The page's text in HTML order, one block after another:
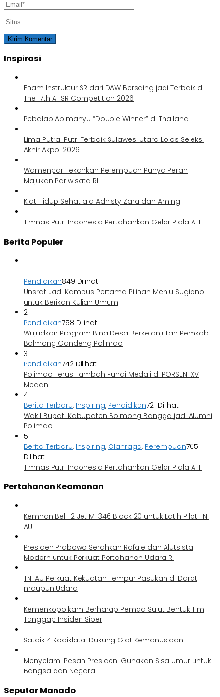
Inspirasi
Enam Instruktur SR dari DAW Bersaing jadi Terbaik di
The 17th AHSR Competition 2026
Pebalap Abimanyu “Double Winner” di Thailand
Lima Putra-Putri Terbaik Sulawesi Utara Lolos Seleksi
Akhir Akpol 2026
Wamenpar Tekankan Perempuan Punya Peran
Majukan Pariwisata RI
Kiat Hidup Sehat ala Adhisty Zara dan Aming
Timnas Putri Indonesia Pertahankan Gelar Piala AFF
Berita Populer
1
Pendidikan849 Dilihat
Unsrat Jadi Kampus Pertama Pilihan Menlu Sugiono
untuk Berikan Kuliah Umum
2
Pendidikan758 Dilihat
Wujudkan Program Bina Desa Berkelanjutan Pemkab
Bolmong Gandeng Polimdo
3
Pendidikan742 Dilihat
Polimdo Terus Tambah Pundi Medali di PORSENI XV
Medan
4
Berita Terbaru, Inspiring, Pendidikan721 Dilihat
Wakil Bupati Kabupaten Bolmong Bangga jadi Alumni
Polimdo
5
Berita Terbaru, Inspiring, Olahraga, Perempuan705
Dilihat
Timnas Putri Indonesia Pertahankan Gelar Piala AFF
Pertahanan Keamanan
Kemhan Beli 12 Jet M-346 Block 20 untuk Latih Pilot TNI
AU
Presiden Prabowo Serahkan Rafale dan Alutsista
Modern untuk Perkuat Pertahanan Udara RI
TNI AU Perkuat Kekuatan Tempur Pasukan di Darat
maupun Udara
Kemenkopolkam Berharap Pemda Sulut Bentuk Tim
Tanggap Insiden Siber
Satdik 4 Kodiklatal Dukung Giat Kemanusiaan
Menyelami Pesan Presiden: Gunakan Sisa Umur untuk
Bangsa dan Negara
Seputar Manado